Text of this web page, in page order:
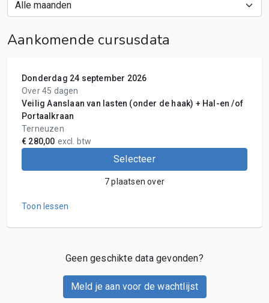
Aankomende cursusdata
Donderdag 24 september 2026
Over 45 dagen
Veilig Aanslaan van lasten (onder de haak) + Hal-en /of
Portaalkraan
Terneuzen
€ 280,00 excl. btw
Selecteer
7 plaatsen over
Toon lessen
Geen geschikte data gevonden?
Meld je aan voor de wachtlijst